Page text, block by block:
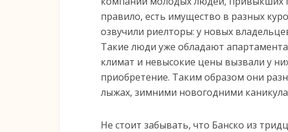
правило, есть имущество в разных
озвучили риелторы: у новых
Такие люди уже обладают
климат и невысокие цены вызвали у
приобретение. Таким образом они
лыжах, зимними новогодними
Не стоит забывать, что Банско из